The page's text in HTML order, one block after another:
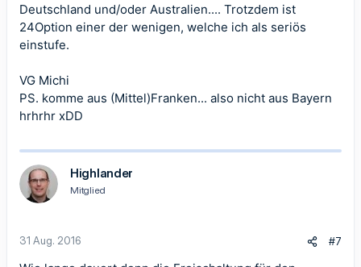
Deutschland und/oder Australien.... Trotzdem ist
24Option einer der wenigen, welche ich als seriös
einstufe.
VG Michi
PS. komme aus (Mittel)Franken... also nicht aus Bayern
hrhrhr xDD
Highlander
Mitglied
31 Aug. 2016 #7